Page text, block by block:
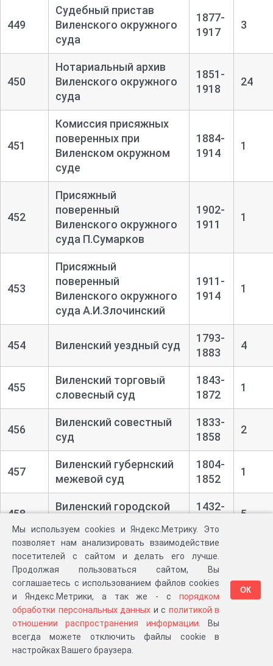
449
Судебный пристав
Виленского окружного
суда
1877-
1917
3
450
Нотариальный архив
Виленского окружного
суда
1851-
1918
24
451
Комиссия присяжных
поверенных при
Виленском окружном
суде
1884-
1914
1
452
Присяжный
поверенный
Виленского окружного
суда П.Сумарков
1902-
1911
1
453
Присяжный
поверенный
Виленского окружного
суда А.И.Злочинский
1911-
1914
1
454 Виленский уездный суд
1793-
1883
4
455
Виленский торговый
словесный суд
1843-
1872
1
456
Виленский совестный
суд
1833-
1858
2
457
Виленский губернский
межевой суд
1804-
1852
1
458
Виленский городской
1432-
5
459
Комиссия по
расследованию долгов
князей Радзивиллов
1434-
1937
481
Свенцянский уездный
суд
1802-
1872
482
Свенцянская
Мы используем cookies и Яндекс.Метрику. Это
позволяет нам анализировать взаимодействие
посетителей с сайтом и делать его лучше.
Продолжая пользоваться сайтом, Вы
соглашаетесь с использованием файлов cookies
и Яндекс.Метрики, а так же - с порядком
обработки персональных данных и с политикой в
отношении распространения информации . Вы
всегда можете отключить файлы cookie в
настройках Вашего браузера.
ОК